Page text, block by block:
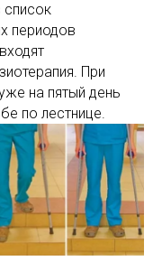
список
периодов
При
на пятый день
по лестнице.